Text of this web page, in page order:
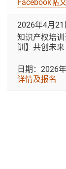
Facebook帖
2026年4月21
知识产权培
训】共创未
日期：2026
详情及报名